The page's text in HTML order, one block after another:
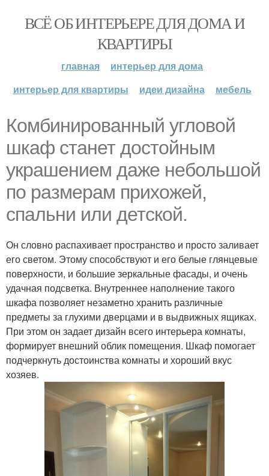
ВСЁ ОБ ИНТЕРЬЕРЕ ДЛЯ ДОМА И
КВАРТИРЫ
главная
интерьер для дома
интерьер для квартиры
идеи дизайна мебель
Комбинированный угловой
шкаф станет достойным
украшением даже небольшой
по размерам прихожей,
спальни или детской.
Он словно распахивает пространство и просто заливает
его светом. Этому способствуют и его белые глянцевые
поверхности, и большие зеркальные фасады, и очень
удачная подсветка. Внутреннее наполнение такого
шкафа позволяет незаметно хранить различные
предметы за глухими дверцами и в выдвижных ящиках.
При этом он задает дизайн всего интерьера комнаты,
формирует внешний облик помещения. Шкаф помогает
подчеркнуть достоинства комнаты и хороший вкус
хозяев.